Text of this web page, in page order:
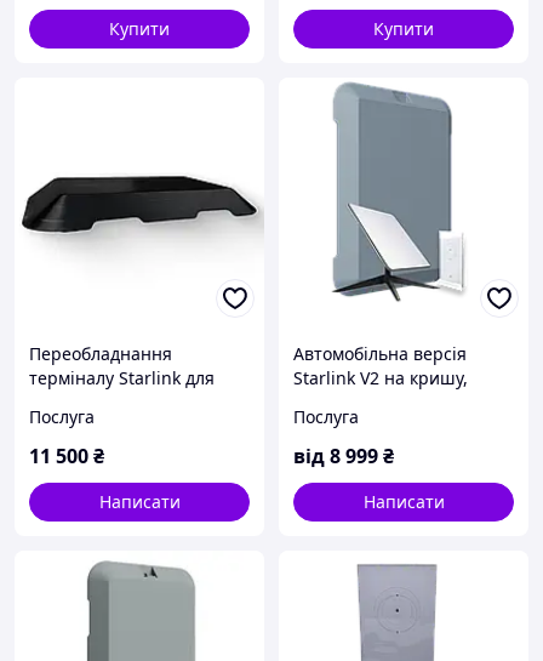
Купити Купити
Переобладнання
терміналу Starlink для
Послуга
11 500₴
Написати
Автомобільна версія
Starlink V2 на кришу,
Просунутий
Послуга
від8 999₴
Написати